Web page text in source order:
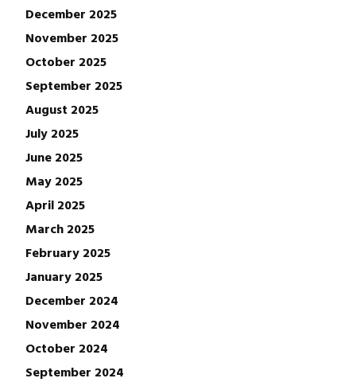
December 2025
November 2025
October 2025
September 2025
August 2025
July 2025
June 2025
May 2025
April 2025
March 2025
February 2025
January 2025
December 2024
November 2024
October 2024
September 2024